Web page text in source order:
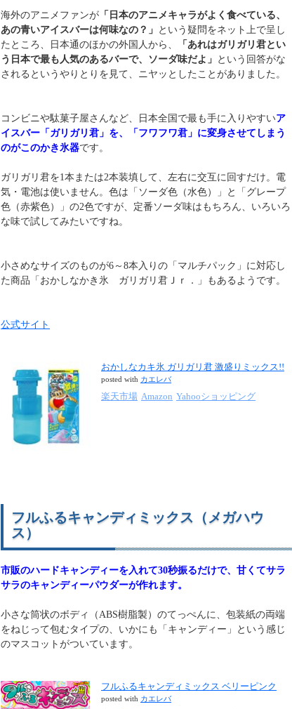
海外のアニメファンが 「日本のアニメキャラがよく食べている、
あの青いアイスバーは何味なの？」 という疑問をネット上で呈し
たところ、日本通のほかの外国人から、
「あれはガリガリ君とい
う日本で最も人気のあるバーで、ソーダ味だよ」 という回答がな
されるというやりとりを見て、ニヤッとしたことがありました。
コンビニや駄菓子屋さんなど、日本全国で最も手に入りやすいア
イスバー「ガリガリ君」を、「フワフワ君」に変身させてしまう
のがこのかき氷器です。
ガリガリ君を1本または2本装填して、左右に交互に回すだけ。電
気・電池は使いません。色は「ソーダ色（水色）」と「グレープ
色（赤紫色）」の2色ですが、定番ソーダ味はもちろん、いろいろ
な味で試してみたいですね。
小さめなサイズのものが6～8本入りの「マルチパック」に対応し
た商品「おかしなかき氷 ガリガリ君Ｊｒ．」もあるようです。
公式サイト
おかしなカキ氷 ガリガリ君 激盛りミックス!!
posted with カエレバ
楽天市場 Amazon Yahooショッピング
フルふるキャンディミックス（メガハウ
ス）
市販のハードキャンディーを入れて30秒振るだけで、甘くてサラ
サラのキャンディーパウダーが作れます。
小さな筒状のボディ（ABS樹脂製）のてっぺんに、包装紙の両端
をねじって包むタイプの、いかにも「キャンディー」という感じ
のマスコットがついています。
フルふるキャンディミックス ベリーピンク
posted with カエレバ